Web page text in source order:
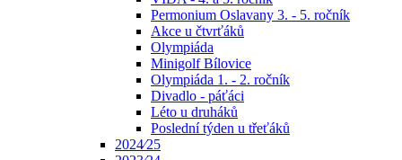
Permonium Oslavany 3. - 5. ročník
Akce u čtvrťáků
Olympiáda
Minigolf Bílovice
Olympiáda 1. - 2. ročník
Divadlo - páťáci
Léto u druháků
Poslední týden u třeťáků
2024⁄25